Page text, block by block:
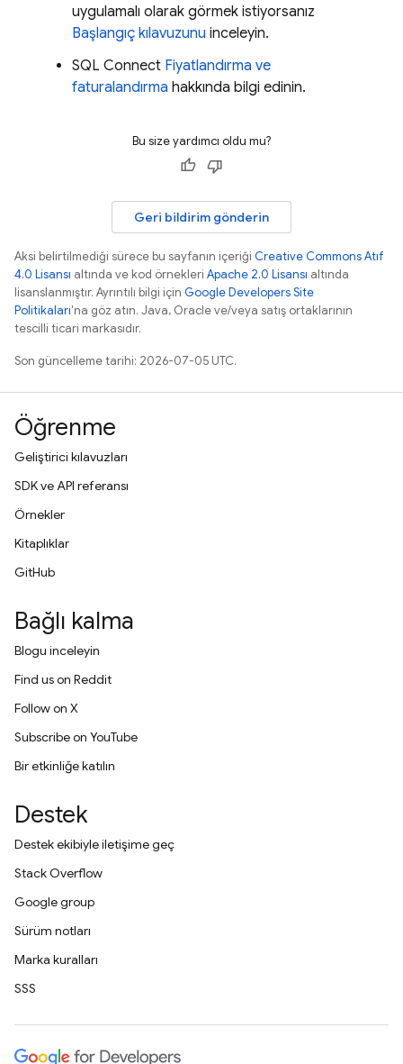
uygulamalı olarak görmek istiyorsanız
Başlangıç kılavuzunu inceleyin.
SQL Connect Fiyatlandırma ve
faturalandırma hakkında bilgi edinin.
Bu size yardımcı oldu mu?
Geri bildirim gönderin
Aksi belirtilmediği sürece bu sayfanın içeriği Creative Commons Atıf
4.0 Lisansı altında ve kod örnekleri Apache 2.0 Lisansı altında
lisanslanmıştır. Ayrıntılı bilgi için Google Developers Site
Politikaları'na göz atın. Java, Oracle ve/veya satış ortaklarının
tescilli ticari markasıdır.
Son güncelleme tarihi: 2026-07-05 UTC.
Öğrenme
Geliştirici kılavuzları
SDK ve API referansı
Örnekler
Kitaplıklar
GitHub
Bağlı kalma
Blogu inceleyin
Find us on Reddit
Follow on X
Subscribe on YouTube
Bir etkinliğe katılın
Destek
Destek ekibiyle iletişime geç
Stack Overflow
Google group
Sürüm notları
Marka kuralları
SSS